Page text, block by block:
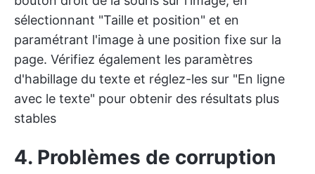
sélectionnant "Taille et position" et en
paramétrant l'image à une position fixe sur la
page. Vérifiez également les paramètres
d'habillage du texte et réglez-les sur "En ligne
avec le texte" pour obtenir des résultats plus
stables
4. Problèmes de corruption